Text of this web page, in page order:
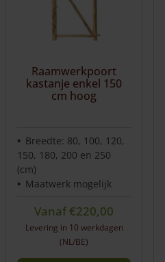
worden
op
Raamwerkpoort
kastanje enkel 150
cm hoog
Breedte: 80, 100, 120,
150, 180, 200 en 250
(cm)
Maatwerk mogelijk
Vanaf€220,00
Levering in 10 werkdagen
(NL/BE)